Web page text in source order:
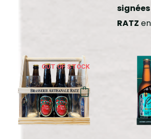
RATZ
OUT OF STOCK